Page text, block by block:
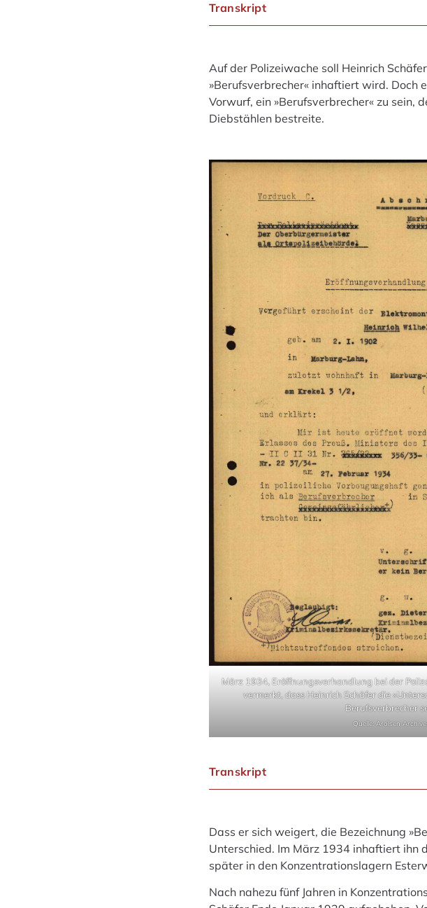
Transkript
Auf der Polizeiwache soll Heinrich
»Berufsverbrecher« inhaftiert wird.
Vorwurf, ein »Berufsverbrecher« zu sein,
Diebstählen bestreite.
März 1934, Eröffnungsverhandlung bei der
vermerkt, dass Heinrich Schäfer die
Berufsverbrecher
Quelle: Arolsen
Transkript
Dass er sich weigert, die Bezeichnung
Unterschied. Im März 1934 inhaftiert ihn
später in den Konzentrationslagern
Nach nahezu fünf Jahren in